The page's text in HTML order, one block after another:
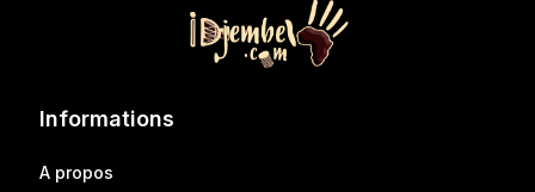
Informations
A propos